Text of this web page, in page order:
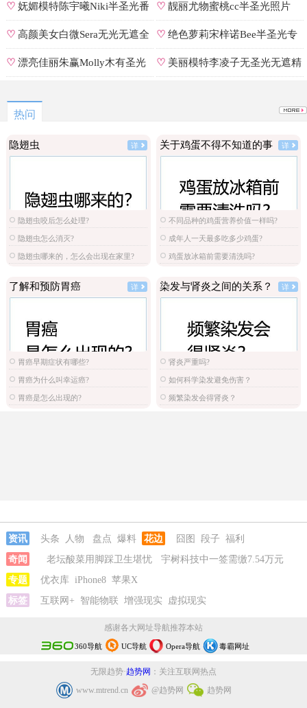
♡妩媚模特陈宇曦Niki半圣光番
号
♡ 靓丽尤物蜜桃cc半圣光照片
♡高颜美女白微Sera无光无遮全
集
♡ 绝色萝莉宋梓诺Bee半圣光专
辑
♡漂亮佳丽朱赢Molly木有圣光 ♡ 美丽模特李凌子无圣光无遮精
热问
隐翅虫 详
隐翅虫咬后怎么处理?
隐翅虫怎么消灭?
隐翅虫哪来的，怎么会出现在家里?
关于鸡蛋不得不知道的事 详
不同品种的鸡蛋营养价值一样吗?
成年人一天最多吃多少鸡蛋?
鸡蛋放冰箱前需要清洗吗?
了解和预防胃癌 详
胃癌早期症状有哪些?
胃癌为什么叫幸运癌?
胃癌是怎么出现的?
染发与肾炎之间的关系？ 详
肾炎严重吗?
如何科学染发避免伤害？
频繁染发会得肾炎？
资讯 头条 人物 盘点 爆料 花边 囧图 段子 福利
奇闻
老坛酸菜用脚踩卫生堪忧
宇树科技中一签需缴7.54万元
专题
优衣库 iPhone8 苹果X
标签
互联网+ 智能物联 增强现实 虚拟现实
感谢各大网址导航推荐本站
360导航 UC导航 Opera导航 毒霸网址
无限趋势·趋势网 ：关注互联网热点
www.mtrend.cn
@趋势网 趋势网